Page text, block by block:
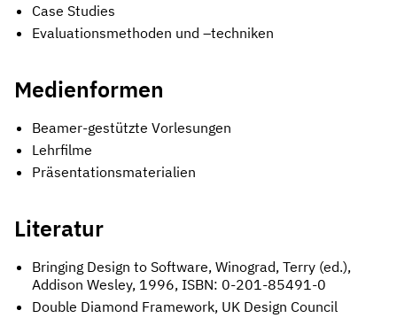
Case Studies
Evaluationsmethoden und –techniken
Medienformen
Beamer-gestützte Vorlesungen
Lehrfilme
Präsentationsmaterialien
Literatur
Bringing Design to Software, Winograd, Terry (ed.),
Addison Wesley, 1996, ISBN: 0-201-85491-0
Double Diamond Framework, UK Design Council